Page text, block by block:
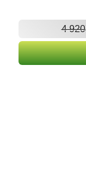
УНО -
4 920